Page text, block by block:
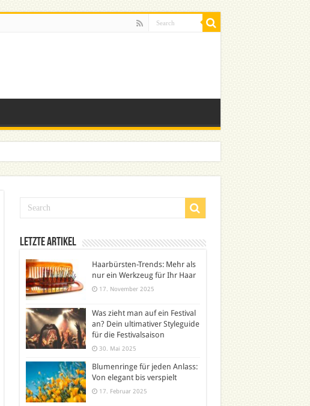
Letzte Artikel
Haarbürsten-Trends: Mehr als
nur ein Werkzeug für Ihr Haar
17. November 2025
Was zieht man auf ein Festival
an? Dein ultimativer Styleguide
für die Festivalsaison
30. Mai 2025
Blumenringe für jeden Anlass:
Von elegant bis verspielt
17. Februar 2025